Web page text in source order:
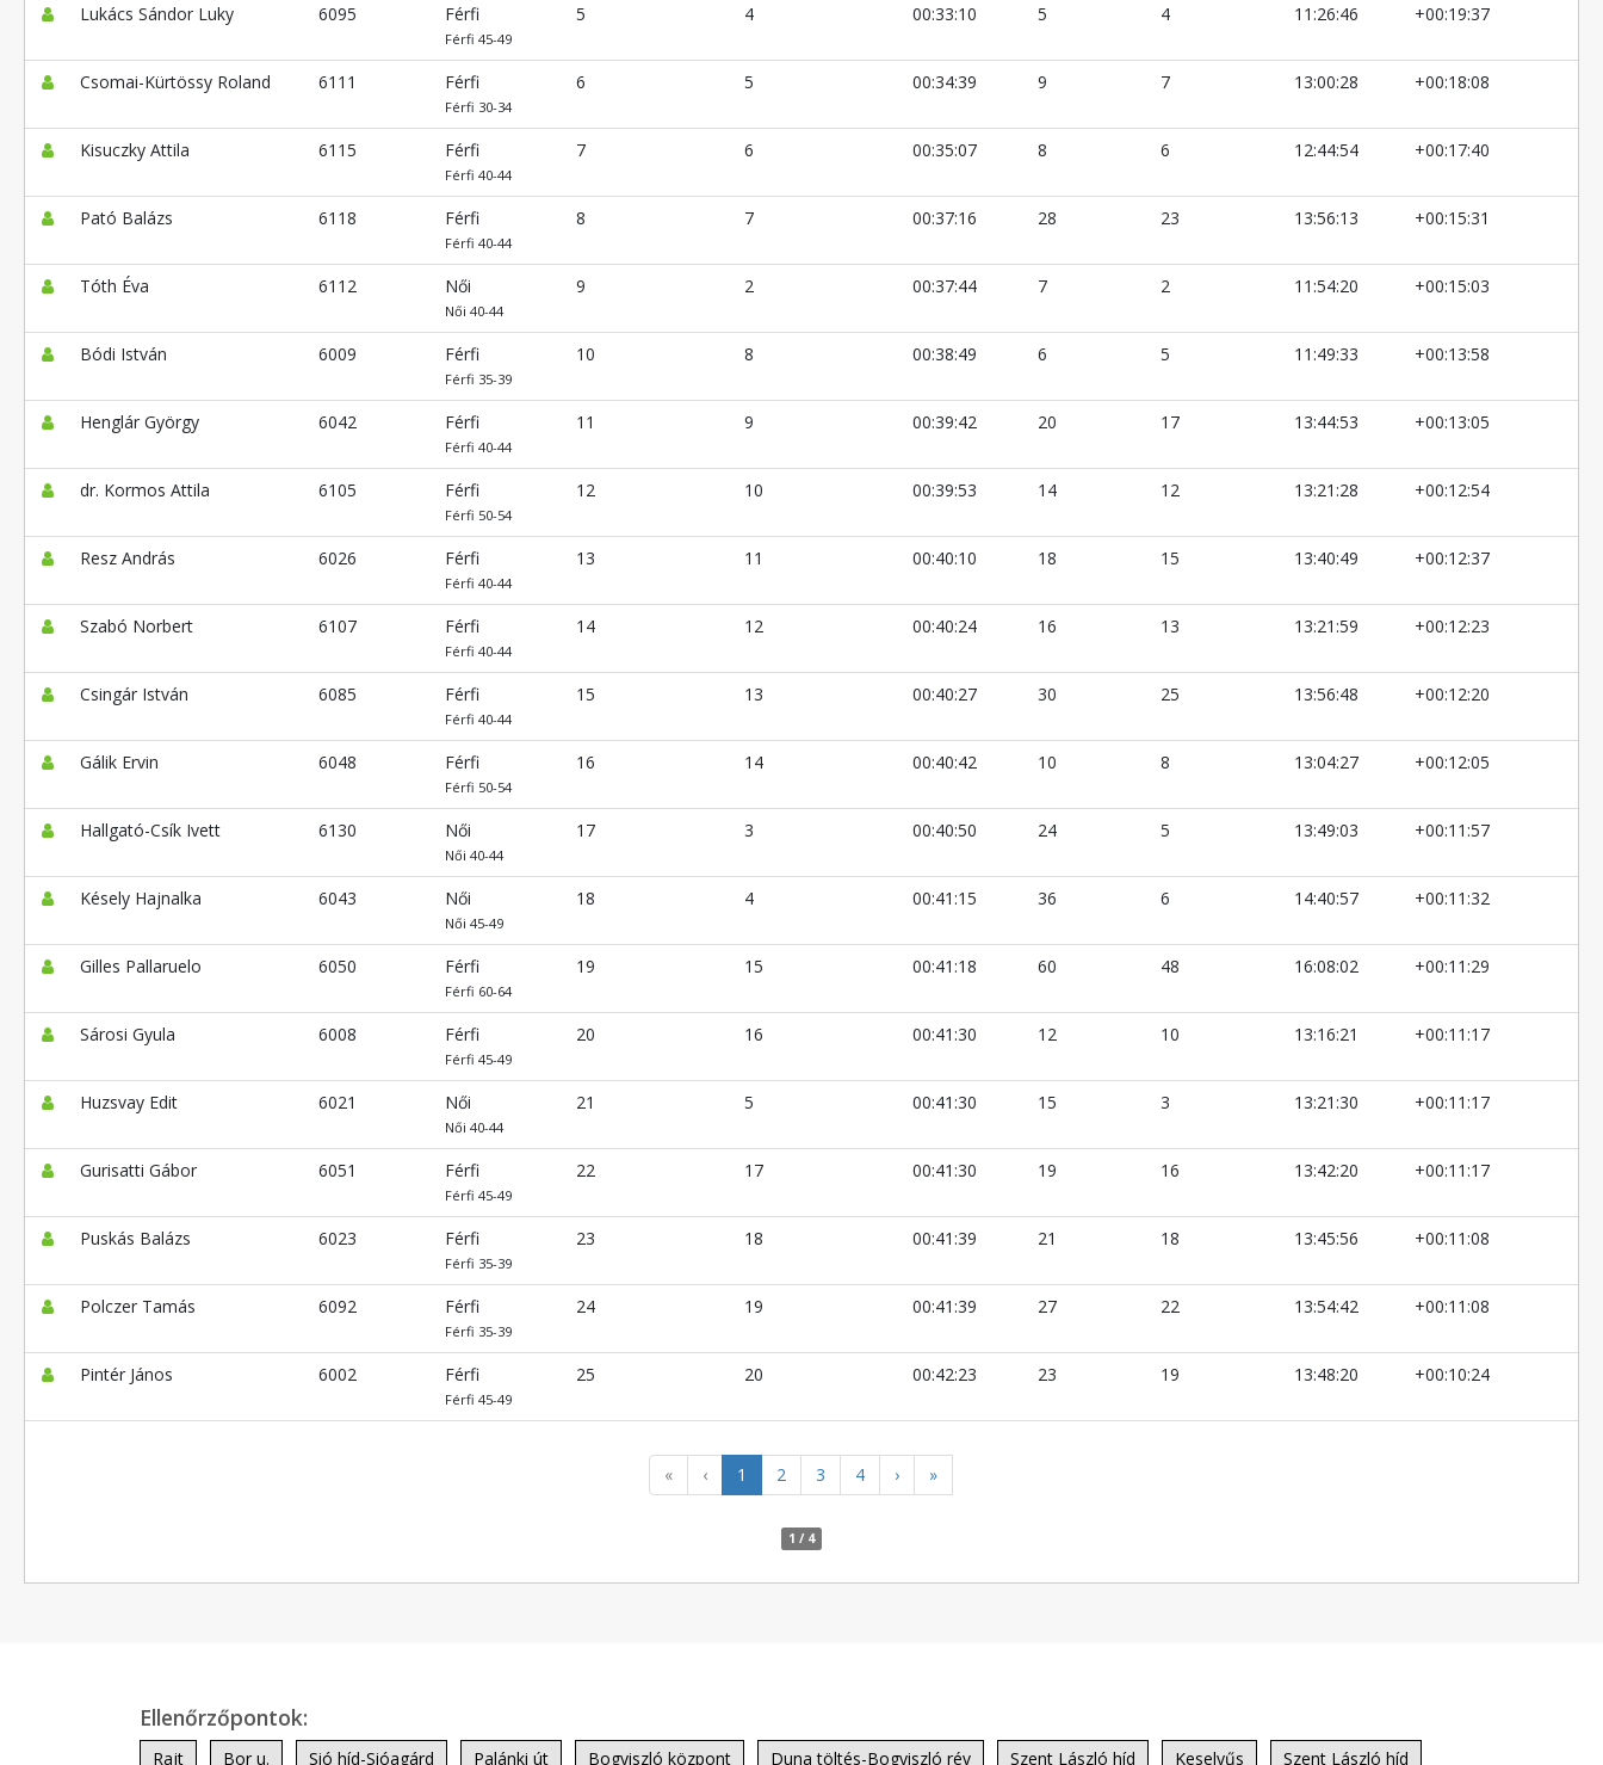
Lukács Sándor Luky 6095 Férfi
Férfi 45-49
5 4 00:33:10 5 4 11:26:46 +00:19:37
Csomai-Kürtössy Roland 6111 Férfi
Férfi 30-34
6 5 00:34:39 9 7 13:00:28 +00:18:08
Kisuczky Attila 6115 Férfi
Férfi 40-44
7 6 00:35:07 8 6 12:44:54 +00:17:40
Pató Balázs 6118 Férfi
Férfi 40-44
8 7 00:37:16 28 23 13:56:13 +00:15:31
Tóth Éva 6112 Női
Női 40-44
9 2 00:37:44 7 2 11:54:20 +00:15:03
Bódi István 6009 Férfi
Férfi 35-39
10 8 00:38:49 6 5 11:49:33 +00:13:58
Henglár György 6042 Férfi
Férfi 40-44
11 9 00:39:42 20 17 13:44:53 +00:13:05
dr. Kormos Attila 6105 Férfi
Férfi 50-54
12 10 00:39:53 14 12 13:21:28 +00:12:54
Resz András 6026 Férfi
Férfi 40-44
13 11 00:40:10 18 15 13:40:49 +00:12:37
Szabó Norbert 6107 Férfi
Férfi 40-44
14 12 00:40:24 16 13 13:21:59 +00:12:23
Csingár István 6085 Férfi
Férfi 40-44
15 13 00:40:27 30 25 13:56:48 +00:12:20
Gálik Ervin 6048 Férfi
Férfi 50-54
16 14 00:40:42 10 8 13:04:27 +00:12:05
Hallgató-Csík Ivett 6130 Női
Női 40-44
17 3 00:40:50 24 5 13:49:03 +00:11:57
Késely Hajnalka 6043 Női
Női 45-49
18 4 00:41:15 36 6 14:40:57 +00:11:32
Gilles Pallaruelo 6050 Férfi
Férfi 60-64
19 15 00:41:18 60 48 16:08:02 +00:11:29
Sárosi Gyula 6008 Férfi
Férfi 45-49
20 16 00:41:30 12 10 13:16:21 +00:11:17
Huzsvay Edit 6021 Női
Női 40-44
21 5 00:41:30 15 3 13:21:30 +00:11:17
Gurisatti Gábor 6051 Férfi
Férfi 45-49
22 17 00:41:30 19 16 13:42:20 +00:11:17
Puskás Balázs 6023 Férfi
Férfi 35-39
23 18 00:41:39 21 18 13:45:56 +00:11:08
Polczer Tamás 6092 Férfi
Férfi 35-39
24 19 00:41:39 27 22 13:54:42 +00:11:08
Pintér János 6002 Férfi
Férfi 45-49
25 20 00:42:23 23 19 13:48:20 +00:10:24
« ‹ 1 2 3 4 › »
1 / 4
Ellenőrzőpontok:
Rajt Bor u. Sió híd-Sióagárd Palánki út Bogyiszló központ Duna töltés-Bogyiszló rév Szent László híd Keselyűs Szent László híd